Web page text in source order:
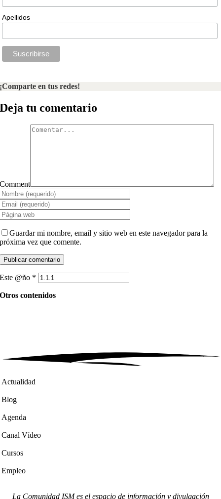
Apellidos
¡Comparte en tus redes!
Deja tu comentario
Comment
Guardar mi nombre, email y sitio web en este navegador para la
próxima vez que comente.
Este @ño *
Otros contenidos
Actualidad
Blog
Agenda
Canal Vídeo
Cursos
Empleo
La Comunidad ISM es el espacio de información y divulgación